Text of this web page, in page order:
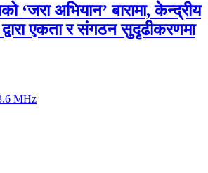
‘जरा अभियान’ बारामा, केन्द्रीय
द्वारा एकता र संगठन सुदृढीकरणमा